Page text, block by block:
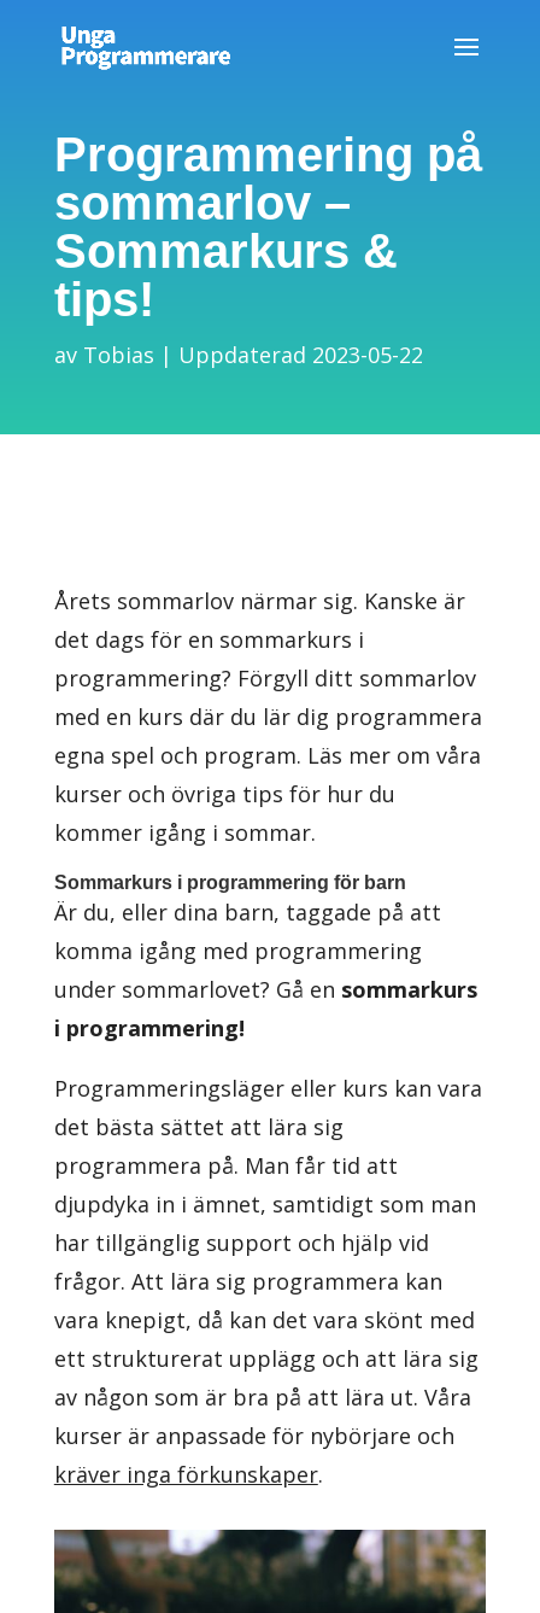
Programmering på
sommarlov –
Sommarkurs &
tips!
av Tobias Uppdaterad 2023-05-22
Årets sommarlov närmar sig. Kanske är
det dags för en sommarkurs i
programmering? Förgyll ditt sommarlov
med en kurs där du lär dig programmera
egna spel och program. Läs mer om våra
kurser och övriga tips för hur du
kommer igång i sommar.
Sommarkurs i programmering för barn
Är du, eller dina barn, taggade på att
komma igång med programmering
under sommarlovet? Gå en sommarkurs
i programmering!
Programmeringsläger eller kurs kan vara
det bästa sättet att lära sig
programmera på. Man får tid att
djupdyka in i ämnet, samtidigt som man
har tillgänglig support och hjälp vid
frågor. Att lära sig programmera kan
vara knepigt, då kan det vara skönt med
ett strukturerat upplägg och att lära sig
av någon som är bra på att lära ut. Våra
kurser är anpassade för nybörjare och
kräver inga förkunskaper.